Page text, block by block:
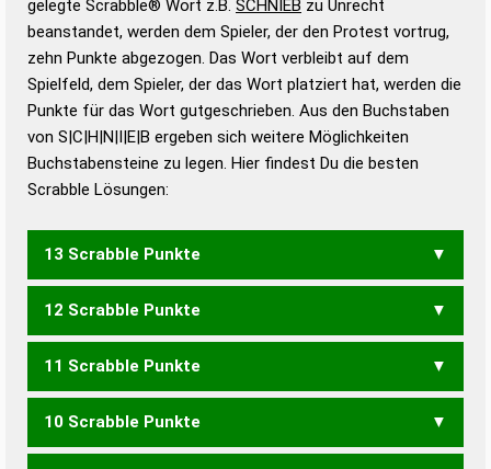
Duden – Standardwerk in 12 Bänden
Duden – Richtiges und gutes
Deutsch
Duden – Die deutsche Grammatik
Duden – Deutsches
gelegte Scrabble® Wort z.B. SCHNIEB zu Unrecht
beanstandet, werden dem Spieler, der den Protest vortrug,
zehn Punkte abgezogen. Das Wort verbleibt auf dem
Spielfeld, dem Spieler, der das Wort platziert hat, werden die
Punkte für das Wort gutgeschrieben. Aus den Buchstaben
von S|C|H|N|I|E|B ergeben sich weitere Möglichkeiten
Buchstabensteine zu legen. Hier findest Du die besten
Scrabble Lösungen:
13 Scrabble Punkte
BISCHEN
12 Scrabble Punkte
BISCHE SCHEIB SCHIEB
11 Scrabble Punkte
BISCH
10 Scrabble Punkte